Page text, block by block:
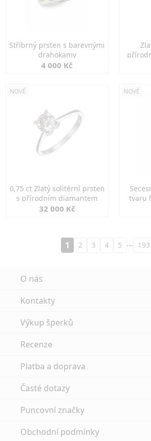
Stříbrný prsten s barevnými
drahokamy
4 000 Kč
NOVÉ
0,75 ct Zlatý solitérní prsten
s přírodním diamantem
32 000 Kč
NOVÉ
tvaru
1 2 3 4 5 … 193
O nás
Kontakty
Výkup šperků
Recenze
Platba a doprava
Časté dotazy
Puncovní značky
Obchodní podmínky